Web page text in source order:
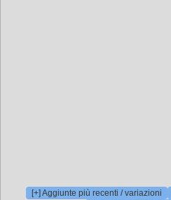
[+] Aggiunte più recenti / variazioni